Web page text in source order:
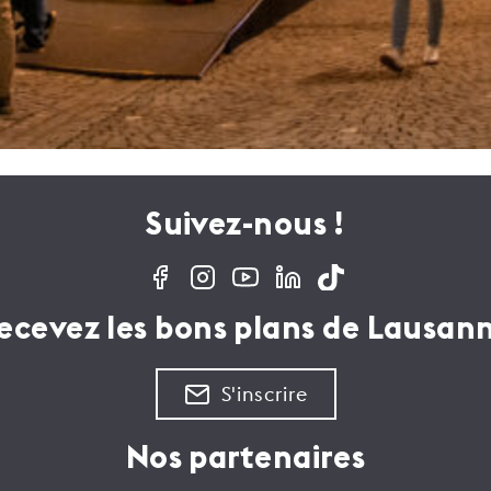
Suivez-nous !
les bons plans de
S'inscrire
Nos partenaires